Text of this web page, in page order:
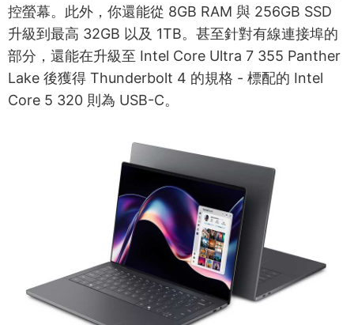
控螢幕。此外，你還能從 8GB RAM 與 256GB SSD
升級到最高 32GB 以及 1TB。甚至針對有線連接埠的
部分，還能在升級至 Intel Core Ultra 7 355 Panther
Lake 後獲得 Thunderbolt 4 的規格 - 標配的 Intel
Core 5 320 則為 USB-C。